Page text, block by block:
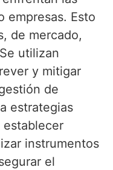
empresas. Esto
de mercado,
utilizan
y mitigar
de
estrategias
establecer
instrumentos
el